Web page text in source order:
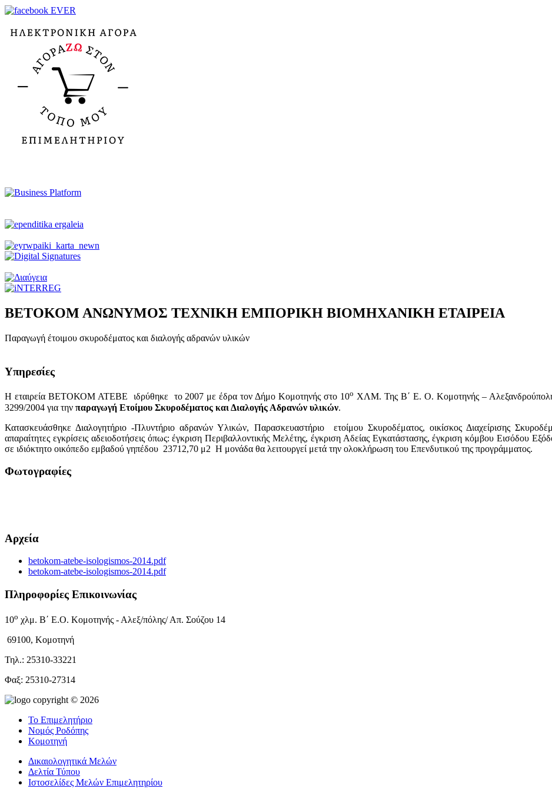
ΒΕΤΟΚΟΜ ΑΝΩΝΥΜΟΣ ΤΕΧΝΙΚΗ ΕΜΠΟΡΙΚΗ ΒΙΟΜΗΧΑΝΙΚΗ ΕΤΑΙΡΕΙΑ
Παραγωγή έτοιμου σκυροδέματος και διαλογής αδρανών υλικών
Υπηρεσίες
Η εταιρεία ΒΕΤΟΚΟΜ ΑΤΕΒΕ ιδρύθηκε το 2007 με έδρα τον Δήμο Κομοτηνής στο 10ο ΧΛΜ. Της Β΄ Ε. Ο. Κομοτηνής –
3299/2004 για την παραγωγή Ετοίμου Σκυροδέματος και Διαλογής Αδρανών υλικών.
Κατασκευάσθηκε Διαλογητήριο -Πλυντήριο αδρανών Υλικών, Παρασκευαστήριο ετοίμου Σκυροδέματος, οικίσκος Διαχείρισης
απαραίτητες εγκρίσεις αδειοδοτήσεις όπως: έγκριση Περιβαλλοντικής Μελέτης, έγκριση Αδείας Εγκατάστασης, έγκριση κόμβου Εισόδου
σε ιδιόκτητο οικόπεδο εμβαδού γηπέδου 23712,70 μ2 Η μονάδα θα λειτουργεί μετά την ολοκλήρωση του Επενδυτικού της προγράμματος.
Φωτογραφίες
Αρχεία
betokom-atebe-isologismos-2014.pdf
betokom-atebe-isologismos-2014.pdf
Πληροφορίες Επικοινωνίας
10ο χλμ. Β΄ Ε.Ο. Κομοτηνής - Αλεξ/πόλης/ Απ. Σούζου 14
69100, Κομοτηνή
Τηλ.: 25310-33221
Φαξ: 25310-27314
copyright © 2026
Το Επιμελητήριο
Νομός Ροδόπης
Κομοτηνή
Δικαιολογητικά Μελών
Δελτία Τύπου
Ιστοσελίδες Μελών Επιμελητηρίου